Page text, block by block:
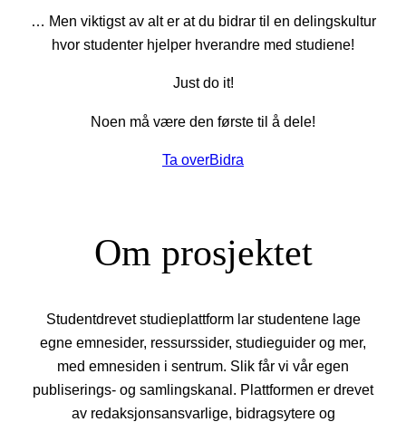
… Men viktigst av alt er at du bidrar til en delingskultur
hvor studenter hjelper hverandre med studiene!
Just do it!
Noen må være den første til å dele!
Ta overBidra
Om prosjektet
Studentdrevet studieplattform lar studentene lage
egne emnesider, ressurssider, studieguider og mer,
med emnesiden i sentrum. Slik får vi vår egen
publiserings- og samlingskanal. Plattformen er drevet
av redaksjonsansvarlige, bidragsytere og